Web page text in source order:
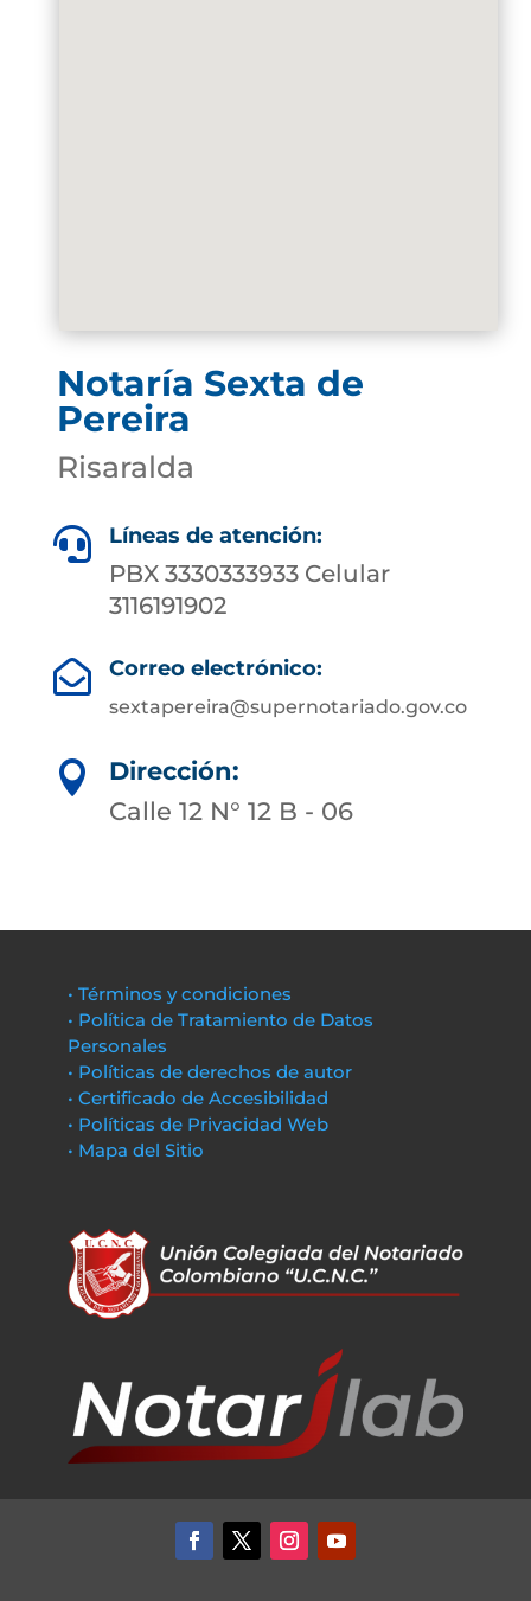
Notaría Sexta de
Pereira
Risaralda
 Líneas de atención:
PBX 3330333933 Celular
3116191902
 Correo electrónico:
sextapereira@supernotariado.gov.co

Dirección:
Calle 12 N° 12 B - 06
• Términos y condiciones
• Política de Tratamiento de Datos
Personales
• Políticas de derechos de autor
• Certificado de Accesibilidad
• Políticas de Privacidad Web
• Mapa del Sitio